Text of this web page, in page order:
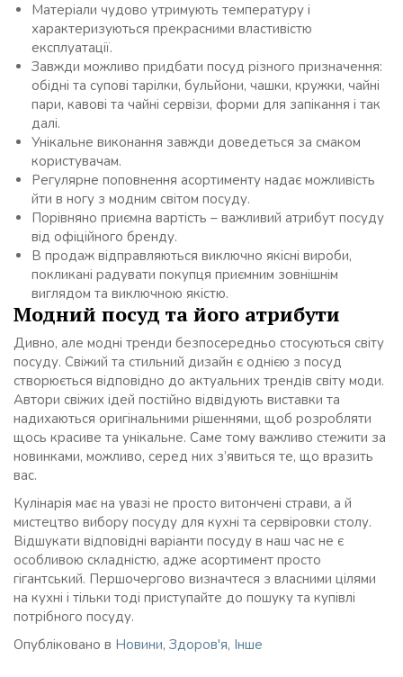
Матеріали чудово утримують температуру і
характеризуються прекрасними властивістю
експлуатації.
Завжди можливо придбати посуд різного призначення:
обідні та супові тарілки, бульйони, чашки, кружки, чайні
пари, кавові та чайні сервізи, форми для запікання і так
далі.
Унікальне виконання завжди доведеться за смаком
користувачам.
Регулярне поповнення асортименту надає можливість
йти в ногу з модним світом посуду.
Порівняно приємна вартість – важливий атрибут посуду
від офіційного бренду.
В продаж відправляються виключно якісні вироби,
покликані радувати покупця приємним зовнішнім
виглядом та виключною якістю.
Модний посуд та його атрибути
Дивно, але модні тренди безпосередньо стосуються світу
посуду. Свіжий та стильний дизайн є однією з посуд
створюється відповідно до актуальних трендів світу моди.
Автори свіжих ідей постійно відвідують виставки та
надихаються оригінальними рішеннями, щоб розробляти
щось красиве та унікальне. Саме тому важливо стежити за
новинками, можливо, серед них з’явиться те, що вразить
вас.
Кулінарія має на увазі не просто витончені страви, а й
мистецтво вибору посуду для кухні та сервіровки столу.
Відшукати відповідні варіанти посуду в наш час не є
особливою складністю, адже асортимент просто
гігантський. Першочергово визначтеся з власними цілями
на кухні і тільки тоді приступайте до пошуку та купівлі
потрібного посуду.
Опубліковано в Новини, Здоров'я, Інше